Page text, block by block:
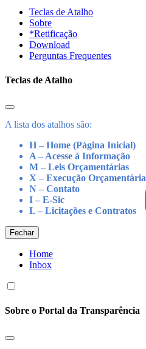
Teclas de Atalho
Sobre
*Retificação
Download
Perguntas Frequentes
Teclas de Atalho
A lista dos atalhos são:
H – Home (Página Inicial)
A – Acesse à Informação
M – Leis Orçamentárias
X – Execução Orçamentária
N – Contato
I – E-Sic
L – Licitações e Contratos
Fechar
Home
Inbox
Sobre o Portal da Transparência